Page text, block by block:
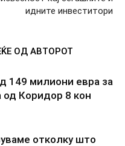
идните инвеститори
ОД АВТОРОТ
149 милиони евра за
Коридор 8 кон
отколку што